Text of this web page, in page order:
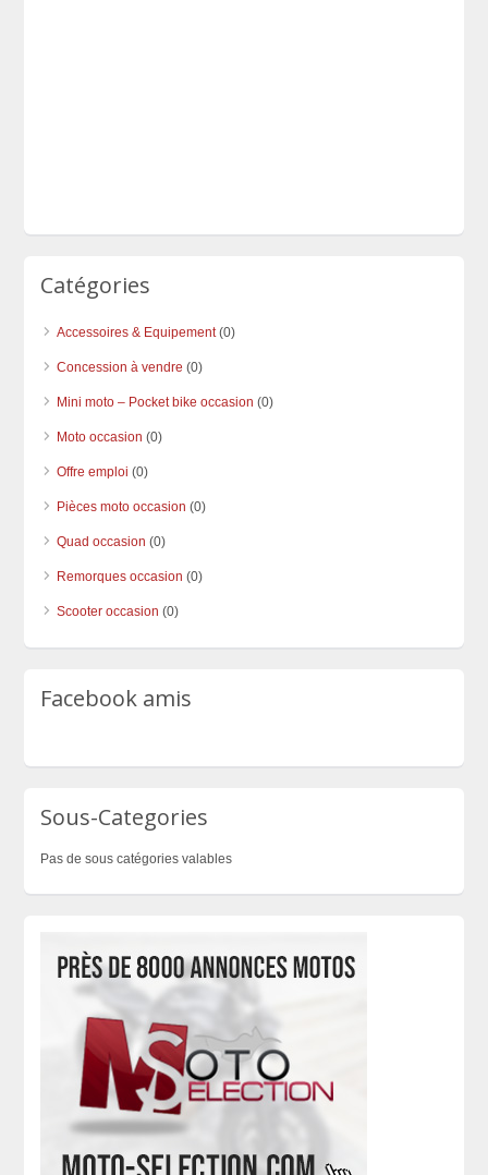
Catégories
Accessoires & Equipement(0)
Concession à vendre (0)
Mini moto – Pocket bike occasion (0)
Moto occasion (0)
Offre emploi (0)
Pièces moto occasion (0)
Quad occasion (0)
Remorques occasion (0)
Scooter occasion (0)
Facebook amis
Sous-Categories
Pas de sous catégories valables